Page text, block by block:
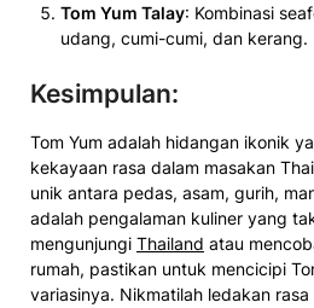
Tom Yum Talay: Kombinasi
udang, cumi-cumi, dan kerang.
Kesimpulan:
Tom Yum adalah hidangan ikonik
kekayaan rasa dalam masakan
unik antara pedas, asam, gurih,
adalah pengalaman kuliner yang
mengunjungi Thailand atau
rumah, pastikan untuk mencicipi
variasinya. Nikmatilah ledakan